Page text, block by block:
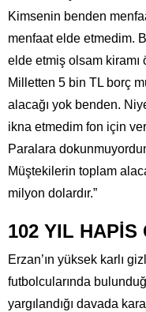
Kimsenin benden
menfaat elde etmedim.
elde etmiş olsam kiramı
Milletten 5 bin TL borç
alacağı yok benden.
ikna etmedim fon için
Paralara
Müştekilerin toplam
milyon dolardır.”
102 YIL HAPİS
Erzan’ın yüksek karlı
futbolcularında
yargılandığı davada